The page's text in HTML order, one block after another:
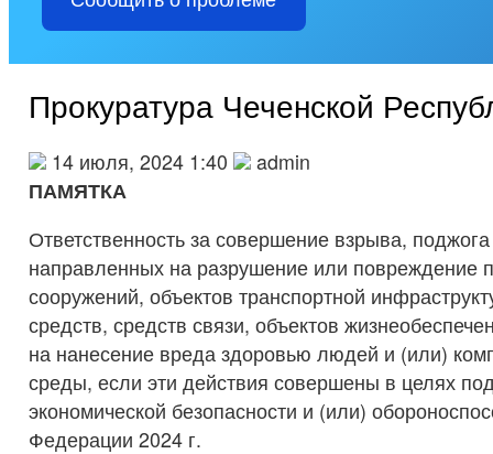
Прокуратура Чеченской
14 июля, 2024 1:40
admin
ПАМЯТКА
Ответственность за совершение взрыва,
направленных на разрушение или повреждение
сооружений, объектов транспортной
средств, средств связи, объектов
на нанесение вреда здоровью людей и (или)
среды, если эти действия совершены в целях
экономической безопасности и (или)
Федерации 2024 г.